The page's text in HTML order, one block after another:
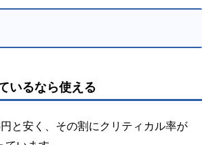
いるなら使える
と安く、その割にクリティカル率が